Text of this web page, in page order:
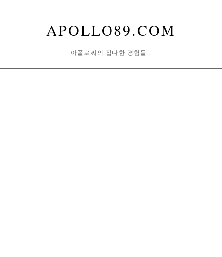
APOLLO89.COM
아폴로씨의 잡다한 경험들..